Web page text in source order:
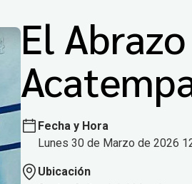
El
Fecha y Hora
Lunes 30 de Marzo de 2026
Ubicación